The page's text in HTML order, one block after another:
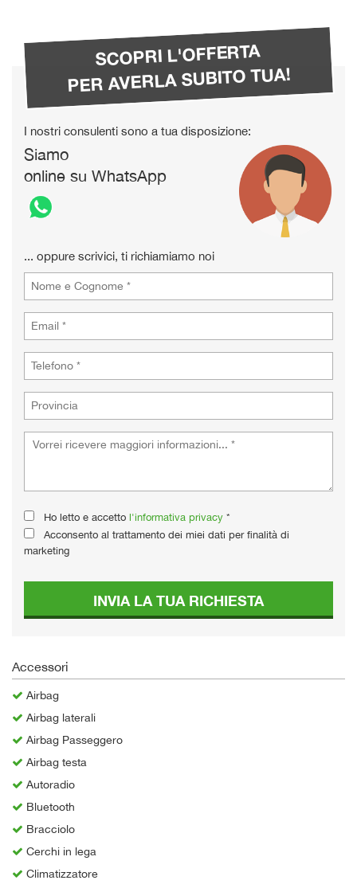
SCOPRI L'OFFERTA
PER AVERLA SUBITO TUA!
I nostri consulenti sono a tua disposizione:
Siamo
online su WhatsApp
... oppure scrivici, ti richiamiamo noi
Ho letto e accetto l'informativa privacy *
Acconsento al trattamento dei miei dati per finalità di
marketing
INVIA LA TUA RICHIESTA
Accessori
Airbag
Airbag laterali
Airbag Passeggero
Airbag testa
Autoradio
Bluetooth
Bracciolo
Cerchi in lega
Climatizzatore